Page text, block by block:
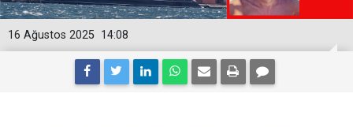
14:08
16 Ağustos 2025